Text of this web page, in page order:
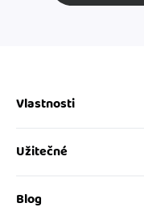
Vlastnosti
Fakturační vlastnosti
Online fakturace
Spolupráce s účetní
Užitečné
Nápověda
Vývojářský web
Developer API
Blog